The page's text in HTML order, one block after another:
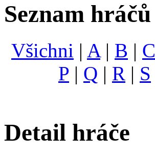
Seznam hráčů
Všichni | A| B | C
P | Q | R | S
Detail hráče